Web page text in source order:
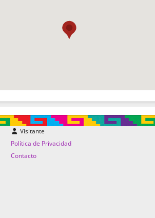
Visitante
Política de Privacidad
Contacto